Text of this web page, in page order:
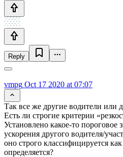
Reply
vmpg Oct 17 2020 at 07:07
Так все же другие водители или
Есть ли строгие критерии
Установлено какое-то пороговое
ускорения другого водителя/
оно строго классифицируется
определяется?